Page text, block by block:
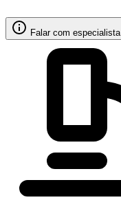
Falar com especialista